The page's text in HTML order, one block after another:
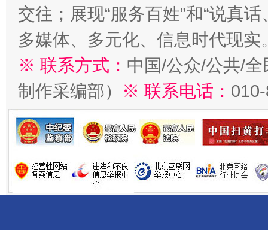
交往；展现“服务百姓”和“说真
多媒体、多元化、信息时代现实
※ 联系方式： 中国/公众/公共/
制作采编部）
※ 联系电话：